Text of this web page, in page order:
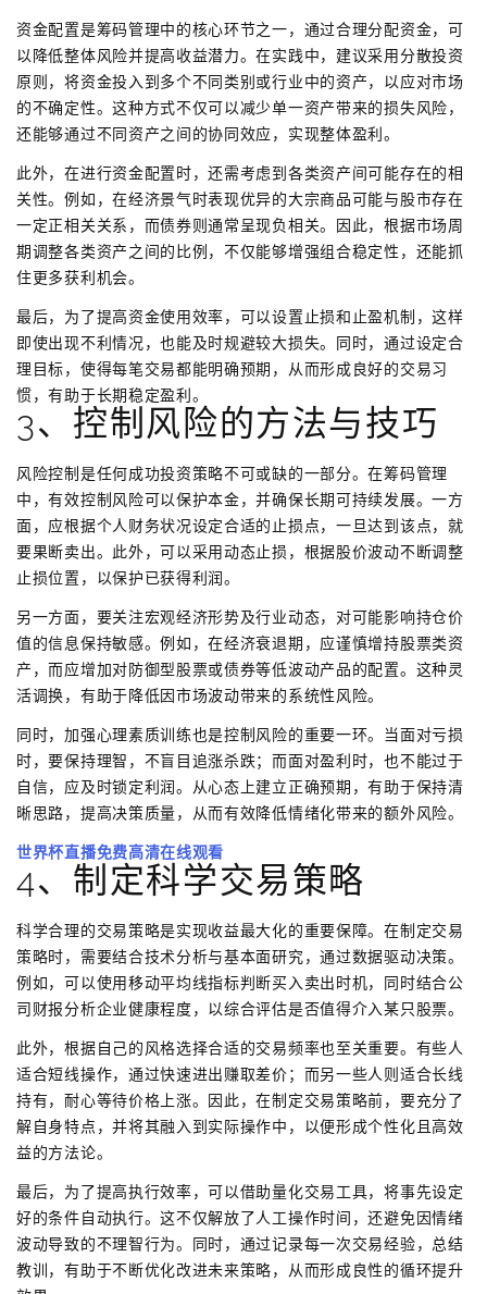
资金配置是筹码管理中的核心环节之一，通过合理分配资金，可
以降低整体风险并提高收益潜力。在实践中，建议采用分散投资
原则，将资金投入到多个不同类别或行业中的资产，以应对市场
的不确定性。这种方式不仅可以减少单一资产带来的损失风险，
还能够通过不同资产之间的协同效应，实现整体盈利。
此外，在进行资金配置时，还需考虑到各类资产间可能存在的相
关性。例如，在经济景气时表现优异的大宗商品可能与股市存在
一定正相关关系，而债券则通常呈现负相关。因此，根据市场周
期调整各类资产之间的比例，不仅能够增强组合稳定性，还能抓
住更多获利机会。
最后，为了提高资金使用效率，可以设置止损和止盈机制，这样
即使出现不利情况，也能及时规避较大损失。同时，通过设定合
理目标，使得每笔交易都能明确预期，从而形成良好的交易习
惯，有助于长期稳定盈利。
3、控制风险的方法与技巧
风险控制是任何成功投资策略不可或缺的一部分。在筹码管理
中，有效控制风险可以保护本金，并确保长期可持续发展。一方
面，应根据个人财务状况设定合适的止损点，一旦达到该点，就
要果断卖出。此外，可以采用动态止损，根据股价波动不断调整
止损位置，以保护已获得利润。
另一方面，要关注宏观经济形势及行业动态，对可能影响持仓价
值的信息保持敏感。例如，在经济衰退期，应谨慎增持股票类资
产，而应增加对防御型股票或债券等低波动产品的配置。这种灵
活调换，有助于降低因市场波动带来的系统性风险。
同时，加强心理素质训练也是控制风险的重要一环。当面对亏损
时，要保持理智，不盲目追涨杀跌；而面对盈利时，也不能过于
自信，应及时锁定利润。从心态上建立正确预期，有助于保持清
晰思路，提高决策质量，从而有效降低情绪化带来的额外风险。
世界杯直播免费高清在线观看
4、制定科学交易策略
科学合理的交易策略是实现收益最大化的重要保障。在制定交易
策略时，需要结合技术分析与基本面研究，通过数据驱动决策。
例如，可以使用移动平均线指标判断买入卖出时机，同时结合公
司财报分析企业健康程度，以综合评估是否值得介入某只股票。
此外，根据自己的风格选择合适的交易频率也至关重要。有些人
适合短线操作，通过快速进出赚取差价；而另一些人则适合长线
持有，耐心等待价格上涨。因此，在制定交易策略前，要充分了
解自身特点，并将其融入到实际操作中，以便形成个性化且高效
益的方法论。
最后，为了提高执行效率，可以借助量化交易工具，将事先设定
好的条件自动执行。这不仅解放了人工操作时间，还避免因情绪
波动导致的不理智行为。同时，通过记录每一次交易经验，总结
教训，有助于不断优化改进未来策略，从而形成良性的循环提升